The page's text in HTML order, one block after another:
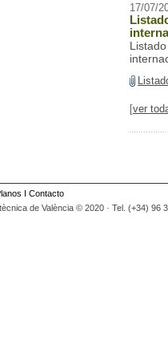
17/07/
[ver
Contacto
de València © 2020 · Tel. (+34) 96